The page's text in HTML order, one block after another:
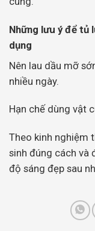
Những lưu ý để tủ
dụng
Nên lau dầu mỡ
nhiều ngày.
Hạn chế dùng vật
Theo kinh nghiệm
sinh đúng cách và
độ sáng đẹp sau